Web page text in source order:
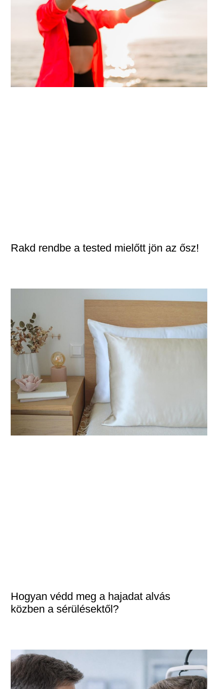
Rakd rendbe a tested mielőtt jön az ősz!
Hogyan védd meg a hajadat alvás
közben a sérülésektől?